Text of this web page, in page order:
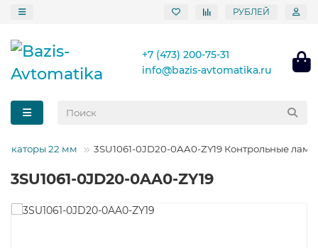
РУБЛЕЙ
+7 (473) 200-75-31
info@bazis-avtomatika.ru
22 мм 3SU1061-0JD20-0AA0-ZY19 Контрольные
3SU1061-0JD20-0AA0-ZY19